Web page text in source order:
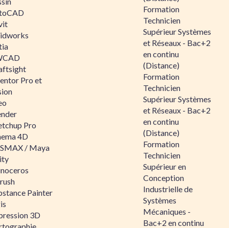
Pro et
Pro
4D
/ Maya
Painter
3D
Formation
Technicien
Supérieur Systèmes
et Réseaux - Bac+2
en continu
(Distance)
Formation
Technicien
Supérieur Systèmes
et Réseaux - Bac+2
en continu
(Distance)
Formation
Technicien
Supérieur en
Conception
Industrielle de
Systèmes
Mécaniques -
Bac+2 en continu